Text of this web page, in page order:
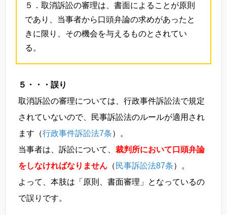
５．取消訴訟の審理は、書面によることが原則
であり、当事者から口頭弁論の求めがあったと
きに限り、その機会を与えるものとされてい
る。
５・・・誤り
取消訴訟の審理については、行政事件訴訟法で規定
されていないので、民事訴訟法のルールが適用され
ます（行政事件訴訟法7条）。
当事者は、訴訟について、 裁判所において口頭弁論
をしなければなりません （ 民事訴訟法87条）。
よって、本肢は「原則、書面審理」となっているの
で誤りです。